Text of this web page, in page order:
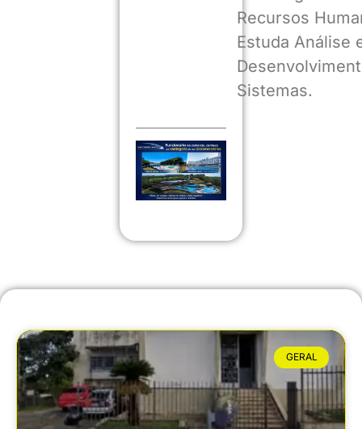
Recursos
Estuda Análise
Sistemas.
GERAL